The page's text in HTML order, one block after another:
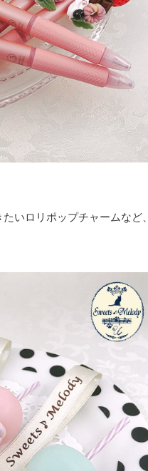
いロリポップチャームなど、